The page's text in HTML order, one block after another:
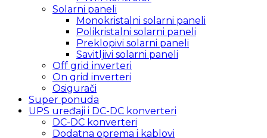
Solarni paneli
Monokristalni solarni paneli
Polikristalni solarni paneli
Preklopivi solarni paneli
Savitljivi solarni paneli
Off grid inverteri
On grid inverteri
Osigurači
Super ponuda
UPS uređaji i DC-DC konverteri
DC-DC konverteri
Dodatna oprema i kablovi